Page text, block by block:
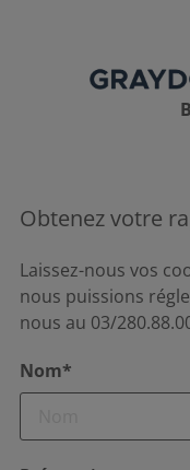
Obtenez votre
Laissez-nous vos
nous puissions
nous au 03/
Nom*